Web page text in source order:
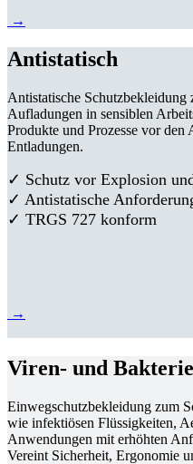
→
Antistatisch
Antistatische
Aufladungen in sensiblen
Produkte und Prozesse vor
Entladungen.
✓ Schutz vor Explosion
✓ Antistatische
✓ TRGS 727 konform
→
Viren- und
Einwegschutzbekleidung zum
wie infektiösen Flüssigkeiten,
Anwendungen mit erhöhten
Vereint Sicherheit, Ergonomie